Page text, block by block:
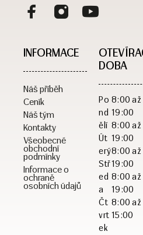
INFORMACE
Náš příběh
Ceník
Náš tým
Kontakty
Všeobecné
obchodní
podmínky
Informace o
ochraně
osobních údajů
DOBA​
Po
nd
ělí
Út
erý
Stř
ed
a
Čt
vrt
ek
8:00 až
19:00
8:00 až
19:00
8:00 až
19:00
8:00 až
19:00
8:00 až
15:00